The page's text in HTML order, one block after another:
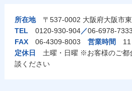
所在地〒537-0002 大阪府大阪市東
TEL 0120-930-904／06-6978-
FAX06-4309-8003 営業時間
11
定休日
土曜・日曜 ※お客様のご都
談ください